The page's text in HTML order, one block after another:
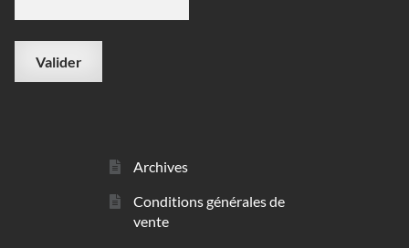
Archives
Conditions générales de
vente